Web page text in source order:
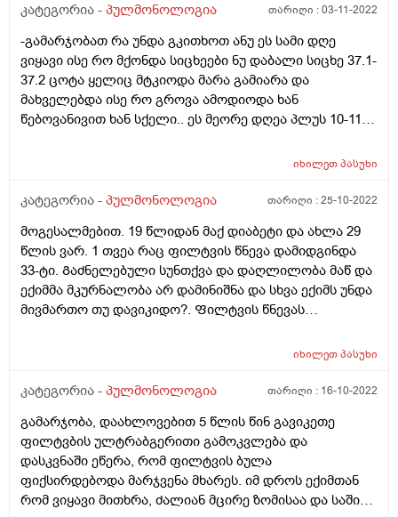
კატეგორია - პულმონოლოგია თარიღი :03-11-2022
-გამარჯობათ რა უნდა გკითხოთ ანუ ეს სამი დღე
ვიყავი ისე რო მქონდა სიცხეები ნუ დაბალი სიცხე 37.1-
37.2 ცოტა ყელიც მტკიოდა მარა გამიარა და
მახველებდა ისე რო გროვა ამოდიოდა ხან
წებოვანივით ხან სქელი.. ეს მეორე დღეა პლუს 10-11
მიხურდება და რაღაცნაირად ვარ, შეიძლება მქონდეს
აქამდე მაგ დროს 11-12სააათზე და 12 პირველ საათზე
მიწევდა უწამლოდ მაგრამ ეხლა მაგ დროს უფრო
მიწევს
იხილეთპასუხი
კატეგორია - პულმონოლოგია თარიღი :25-10-2022
მოგესალმებით. 19 წლიდან მაქ დიაბეტი და ახლა 29
წლის ვარ. 1 თვეა რაც ფილტვის წნევა დამიდგინდა
33-ტი. Გაძნელებული სუნთქვა და დაღლილობა მაწ და
ექიმმა მკურნალობა არ დამინიშნა და სხვა ექიმს უნდა
მივმართო თუ დავიკიდო?. Ფილტვის წნევას
იხილეთპასუხი
კატეგორია - პულმონოლოგია თარიღი : 16-10-2022
გამარჯობა, დაახლოვებით 5 წლის წინ გავიკეთე
ფილტვბის ულტრაბგერითი გამოკვლება და
დასკვნაში ეწერა, რომ ფილტვის ბულა
ფიქსირდებოდა მარჯვენა მხარეს. იმ დროს ექიმთან
რომ ვიყავი მითხრა, ძალიან მცირე ზომისაა და საშიში